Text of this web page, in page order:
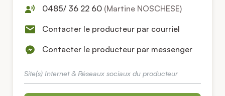
0485/ 36 22 60 (Martine NOSCHESE)
Contacter le producteur par courriel
Contacter le producteur par messenger
Site(s) Internet & Réseaux sociaux du producteur